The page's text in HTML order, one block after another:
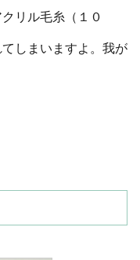
リル毛糸（１０
しまいますよ。我が